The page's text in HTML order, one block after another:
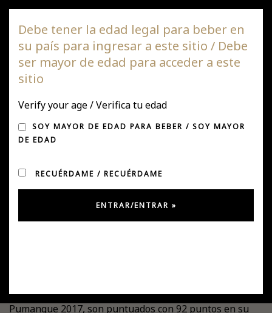
Viña DAGAZ
CHILE SPECIAL REPORT
2019
Publicado en Mayo 2, 2019porjose yendestacada
Pumanque 2017, son puntuados con 92 puntos en su
Debe tener la edad legal para beber en
su país para ingresar a este sitio / Debe
ser mayor de edad para acceder a este
sitio
Verify your age / Verifica tu edad
SOY MAYOR DE EDAD PARA BEBER / SOY MAYOR
DE EDAD
RECUÉRDAME / RECUÉRDAME